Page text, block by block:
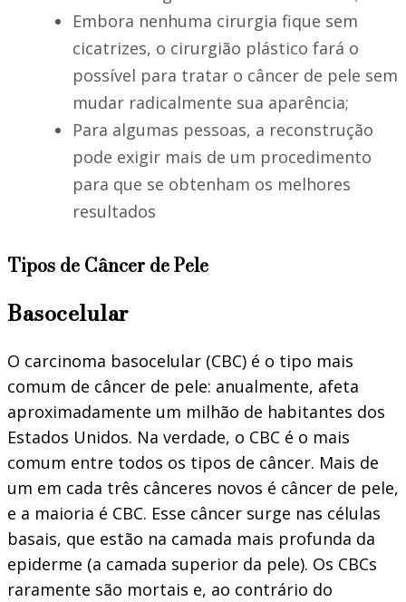
Embora nenhuma cirurgia fique sem
cicatrizes, o cirurgião plástico fará o
possível para tratar o câncer de pele sem
mudar radicalmente sua aparência;
Para algumas pessoas, a reconstrução
pode exigir mais de um procedimento
para que se obtenham os melhores
resultados
Tipos de Câncer de Pele
Basocelular
O carcinoma basocelular (CBC) é o tipo mais
comum de câncer de pele: anualmente, afeta
aproximadamente um milhão de habitantes dos
Estados Unidos. Na verdade, o CBC é o mais
comum entre todos os tipos de câncer. Mais de
um em cada três cânceres novos é câncer de pele,
e a maioria é CBC. Esse câncer surge nas células
basais, que estão na camada mais profunda da
epiderme (a camada superior da pele). Os CBCs
raramente são mortais e, ao contrário do